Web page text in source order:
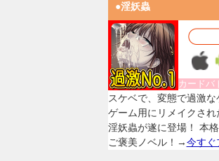
●淫妖蟲
カードバ
スケベで、変態で過激
ゲーム用にリメイクさ
淫妖蟲が遂に登場！ 本
ご褒美ノベル！→今すぐ